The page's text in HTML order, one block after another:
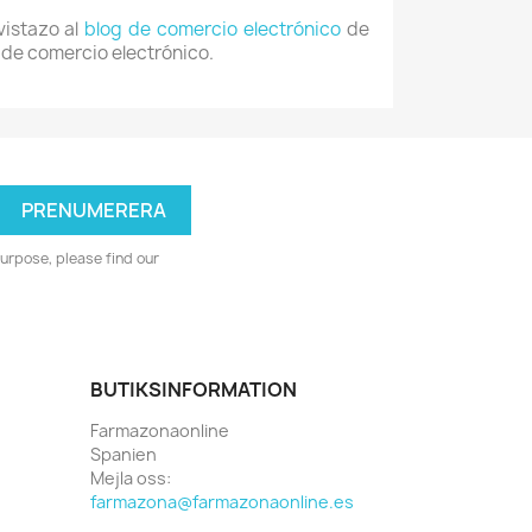
al blog de comercio electrónico de
comercio electrónico.
please find our
BUTIKSINFORMATION
Farmazonaonline
Spanien
Mejla oss:
farmazona@farmazonaonline.es